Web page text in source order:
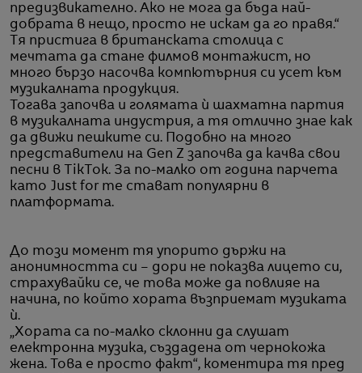
предизвикателно. Ако не мога да бъда най-
добрата в нещо, просто не искам да го правя.“
Тя пристига в британската столица с
мечтата да стане филмов монтажист, но
много бързо насочва компютърния си усет към
музикалната продукция.
Тогава започва и голямата ѝ шахматна партия
в музикалната индустрия, а тя отлично знае как
да движи пешките си. Подобно на много
представители на Gen Z започва да качва свои
песни в TikTok. За по-малко от година парчета
като Just for me стават популярни в
платформата.
До този момент тя упорито държи на
анонимността си – дори не показва лицето си,
страхувайки се, че това може да повлияе на
начина, по който хората възприемат музиката
ѝ.
„Хората са по-малко склонни да слушат
електронна музика, създадена от чернокожа
жена. Това е просто факт“, коментира тя пред